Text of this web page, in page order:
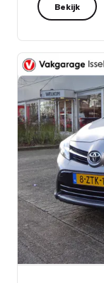
Bekijk